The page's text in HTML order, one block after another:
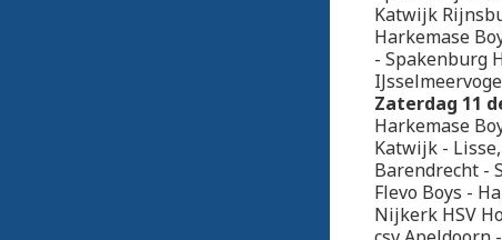
Katwijk
Harkemase
- Spakenburg
Zaterdag 11
Harkemase
Katwijk -
Barendrecht -
Flevo Boys -
Nijkerk HSV